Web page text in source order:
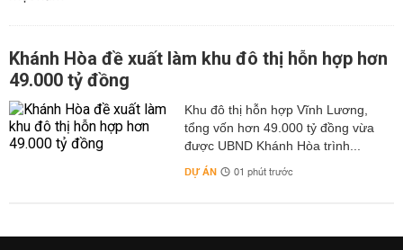
Khánh Hòa đề xuất làm khu đô thị hỗn hợp hơn
49.000 tỷ đồng
Khu đô thị hỗn hợp Vĩnh Lương,
tổng vốn hơn 49.000 tỷ đồng vừa
được UBND Khánh Hòa trình...
DỰ ÁN 01 phút trước